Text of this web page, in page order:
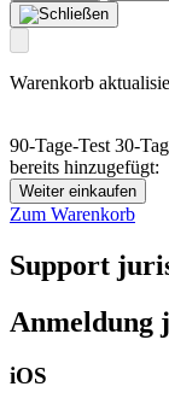
Warenkorb
90-Tage-Test 30-
bereits hinzugefügt:
Weiter einkaufen
Zum Warenkorb
Support
Anmeldung
iOS